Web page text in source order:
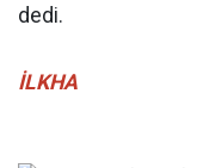
dedi.
İLKHA